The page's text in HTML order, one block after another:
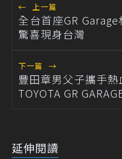
← 上一篇
全台首座GR
驚喜現身台灣
下一篇 →
豐田章男父子攜手
TOYOTA GR
延伸閱讀